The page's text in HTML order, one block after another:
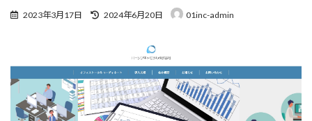
2023年3月17日
最
時
:
2024年6月20日 01inc-admin